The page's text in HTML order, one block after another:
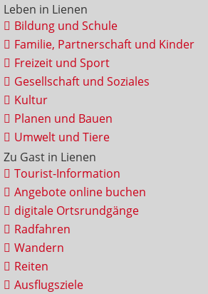
Leben in Lienen
Bildung und Schule
Familie, Partnerschaft und Kinder
Freizeit und Sport
Gesellschaft und Soziales
Kultur
Planen und Bauen
Umwelt und Tiere
Zu Gast in Lienen
Tourist-Information
Angebote online buchen
digitale Ortsrundgänge
Radfahren
Wandern
Reiten
Ausflugsziele